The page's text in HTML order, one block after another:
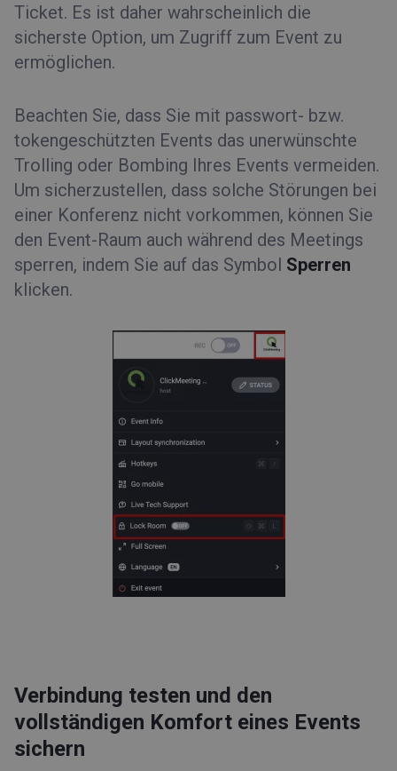
Ticket. Es ist daher wahrscheinlich die
sicherste Option, um Zugriff zum Event zu
ermöglichen.
Beachten Sie, dass Sie mit passwort- bzw.
tokengeschützten Events das unerwünschte
Trolling oder Bombing Ihres Events vermeiden.
Um sicherzustellen, dass solche Störungen bei
einer Konferenz nicht vorkommen, können Sie
den Event-Raum auch während des Meetings
sperren, indem Sie auf das Symbol Sperren
klicken.
Verbindung testen und den
vollständigen Komfort eines Events
sichern